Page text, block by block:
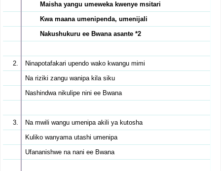
Maisha yangu umeweka kwenye msitari
Kwa maana umenipenda, umenijali
Nakushukuru ee Bwana asante *2
Ninapotafakari upendo wako kwangu mimi
Na riziki zangu wanipa kila siku
Nashindwa nikulipe nini ee Bwana
Na mwili wangu umenipa akili ya kutosha
Kuliko wanyama utashi umenipa
Ufananishwe na nani ee Bwana